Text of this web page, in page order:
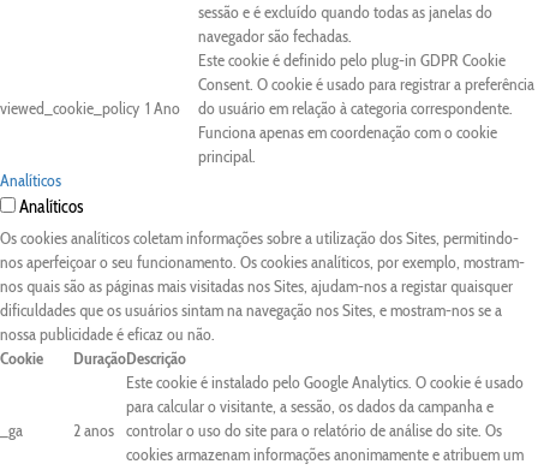
sessão e é excluído quando todas as janelas do
navegador são fechadas.
viewed_cookie_policy 1 Ano
Este cookie é definido pelo plug-in GDPR Cookie
Consent. O cookie é usado para registrar a preferência
do usuário em relação à categoria correspondente.
Funciona apenas em coordenação com o cookie
principal.
Analíticos
Analíticos
Os cookies analíticos coletam informações sobre a utilização dos Sites, permitindo-
nos aperfeiçoar o seu funcionamento. Os cookies analíticos, por exemplo, mostram-
nos quais são as páginas mais visitadas nos Sites, ajudam-nos a registar quaisquer
dificuldades que os usuários sintam na navegação nos Sites, e mostram-nos se a
nossa publicidade é eficaz ou não.
Cookie
DuraçãoDescrição
_ga 2 anos
Este cookie é instalado pelo Google Analytics. O cookie é usado
para calcular o visitante, a sessão, os dados da campanha e
controlar o uso do site para o relatório de análise do site. Os
cookies armazenam informações anonimamente e atribuem um